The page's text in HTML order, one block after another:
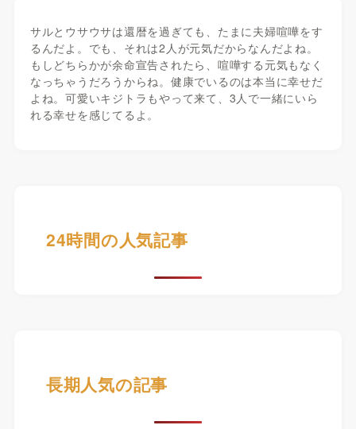
サルとウサウサは還暦を過ぎても、たまに夫婦喧嘩をす
るんだよ。でも、それは2人が元気だからなんだよね。
もしどちらかが余命宣告されたら、喧嘩する元気もなく
なっちゃうだろうからね。健康でいるのは本当に幸せだ
よね。可愛いキジトラもやって来て、3人で一緒にいら
れる幸せを感じてるよ。
24時間の人気記事
長期人気の記事